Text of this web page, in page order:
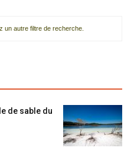
un autre filtre de recherche.
de sable du